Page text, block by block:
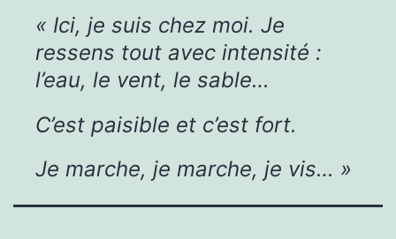
« Ici, je suis chez moi. Je
ressens tout avec intensité :
l’eau, le vent, le sable…
C’est paisible et c’est fort.
Je marche, je marche, je vis… »